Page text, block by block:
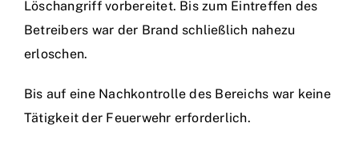
Löschangriff vorbereitet. Bis zum Eintreffen des
Betreibers war der Brand schließlich nahezu
erloschen.
Bis auf eine Nachkontrolle des Bereichs war keine
Tätigkeit der Feuerwehr erforderlich.